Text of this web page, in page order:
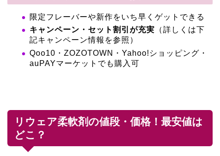
限定フレーバーや新作をいち早くゲットできる
キャンペーン・セット割引が充実 （詳しくは下
記キャンペーン情報を参照）
Qoo10・ZOZOTOWN・Yahoo!ショッピング・
auPAYマーケットでも購入可
リウェア柔軟剤の値段・価格！最安値は
どこ？